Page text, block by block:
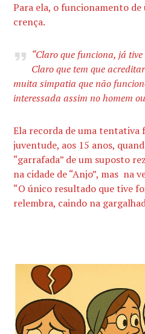
Para ela, o funcionamento de
crença.
“Claro que funciona, já
Claro que tem que
muita simpatia que não
interessada assim no homem
Ela recorda de uma tentativa
juventude, aos 15 anos,
“garrafada” de um suposto
na cidade de “Anjo”, mas na
“O único resultado que tive
relembra, caindo na